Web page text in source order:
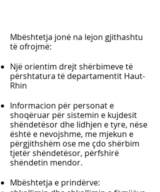
Mbështetja jonë na lejon gjithashtu
të ofrojmë:
Një orientim drejt shërbimeve të
përshtatura të departamentit Haut-
Rhin
Informacion për personat e
shoqëruar për sistemin e kujdesit
shëndetësor dhe lidhjen e tyre, nëse
është e nevojshme, me mjekun e
përgjithshëm ose me çdo shërbim
tjetër shëndetësor, përfshirë
shëndetin mendor.
Mbështetja e prindërve: